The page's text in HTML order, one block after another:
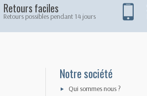
Retours faciles
Retours possibles pendant 14 jours
Notre société
Qui sommes nous ?